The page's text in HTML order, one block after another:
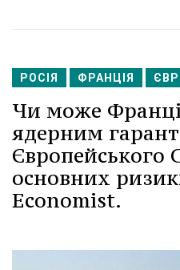
РОСІЯ ФРАНЦІЯ
Чи може
ядерним
Європейського
основних
Economist.